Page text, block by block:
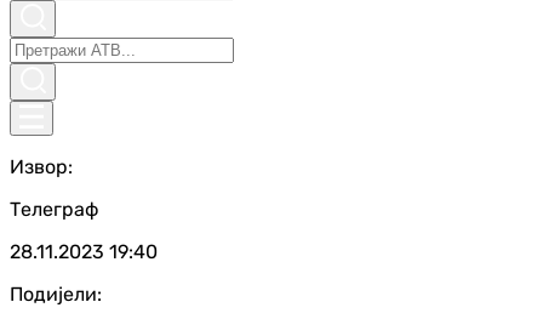
Извор:
Телеграф
28.11.2023 19:40
Подијели: